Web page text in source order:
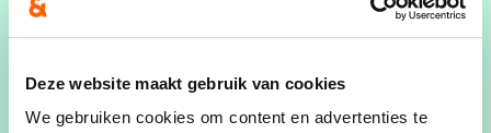
Deze website maakt gebruik van cookies
We gebruiken cookies om content en advertenties te
inzetten voor een Torhout waar iedereen zich
‘jeunt’.
"Ik ben Kristoff Demoor en gehuwd met Els
Vanhaste die zelfstandig onthaalouder is. Samen